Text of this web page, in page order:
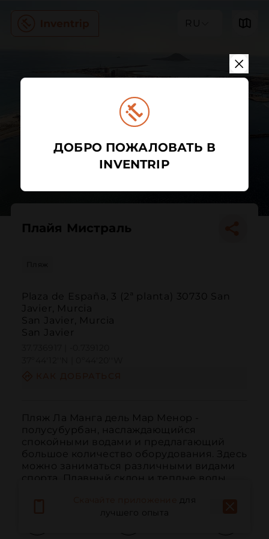
RU
Плайя Мистраль
Пляж
Plaza de España, 3 (2ª planta) 30730 San
Javier, Murcia
San Javier, Murcia
San Javier
Пляж Ла Манга дель Мар Менор -
полусубурбан, наслаждающийся
спокойными водами и предлагающий
большое количество оборудования. Здесь
можно заниматься различными видами
спорта. Плавный склон и теплые воды.
для
лучшего опыта
ДОБРО ПОЖАЛОВАТЬ В
INVENTRIP